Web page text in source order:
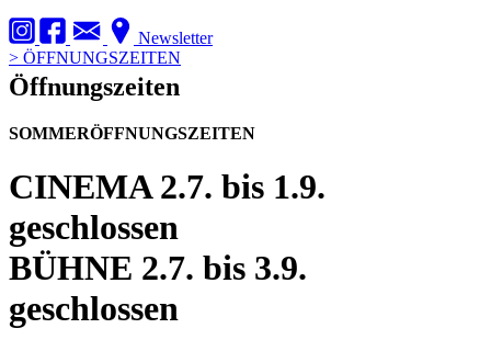
Newsletter
> ÖFFNUNGSZEITEN
Öffnungszeiten
SOMMERÖFFNUNGSZEITEN
CINEMA2.7. bis 1.9.
geschlossen
BÜHNE 2.7. bis 3.9.
geschlossen